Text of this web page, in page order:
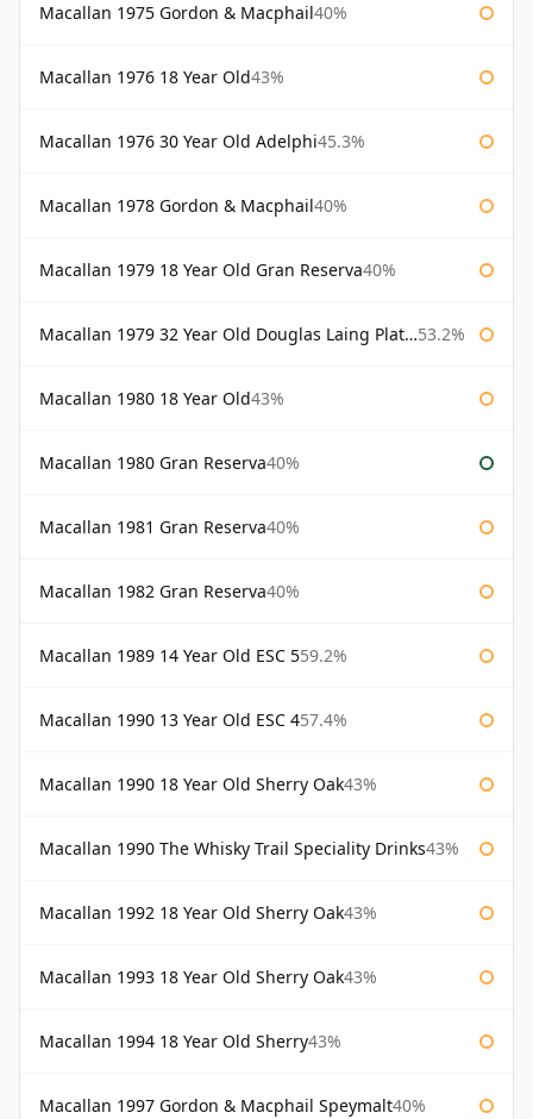
Macallan 1975 Gordon & Macphail40%
Macallan 1976 18 Year Old43%
Macallan 1976 30 Year Old Adelphi45.3%
Macallan 1978 Gordon & Macphail40%
Macallan 1979 18 Year Old Gran Reserva40%
Macallan 1979 32 Year Old Douglas Laing Platinum Platinum Selection 53.2%
Macallan 1980 18 Year Old43%
Macallan 1980 Gran Reserva40%
Macallan 1981 Gran Reserva40%
Macallan 1982 Gran Reserva40%
Macallan 1989 14 Year Old ESC 559.2%
Macallan 1990 13 Year Old ESC 457.4%
Macallan 1990 18 Year Old Sherry Oak43%
Macallan 1990 The Whisky Trail Speciality Drinks43%
Macallan 1992 18 Year Old Sherry Oak43%
Macallan 1993 18 Year Old Sherry Oak43%
Macallan 1994 18 Year Old Sherry43%
Macallan 1997 Gordon & Macphail Speymalt40%